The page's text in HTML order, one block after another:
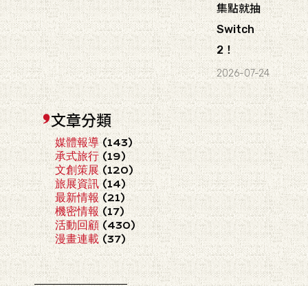
集點就抽
Switch
2！
2026-07-24
文章分類
媒體報導(143)
承式旅行 (19)
文創策展(120)
旅展資訊(14)
最新情報 (21)
機密情報(17)
活動回顧 (430)
漫畫連載 (37)